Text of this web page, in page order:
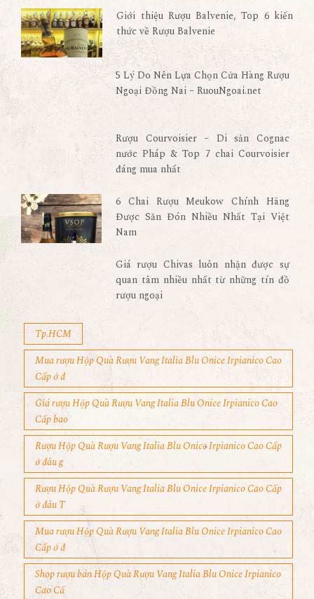
Giới thiệu Rượu Balvenie, Top 6 kiến
thức về Rượu Balvenie
5 Lý Do Nên Lựa Chọn Cửa Hàng Rượu
Ngoại Đồng Nai – RuouNgoai.net
Rượu Courvoisier – Di sản Cognac
nước Pháp & Top 7 chai Courvoisier
đáng mua nhất
6 Chai Rượu Meukow Chính Hãng
Được Săn Đón Nhiều Nhất Tại Việt
Nam
Giá rượu Chivas luôn nhận được sự
quan tâm nhiều nhất từ những tín đồ
rượu ngoại
Tp.HCM
Mua rượu Hộp Quà Rượu Vang Italia Blu Onice Irpianico Cao
Cấp ở đ
Giá rượu Hộp Quà Rượu Vang Italia Blu Onice Irpianico Cao
Cấp bao
Rượu Hộp Quà Rượu Vang Italia Blu Onice Irpianico Cao Cấp
ở đâu g
Rượu Hộp Quà Rượu Vang Italia Blu Onice Irpianico Cao Cấp
ở đâu T
Mua rượu Hộp Quà Rượu Vang Italia Blu Onice Irpianico Cao
Cấp ở đ
Shop rượu bán Hộp Quà Rượu Vang Italia Blu Onice Irpianico
Cao Cấ